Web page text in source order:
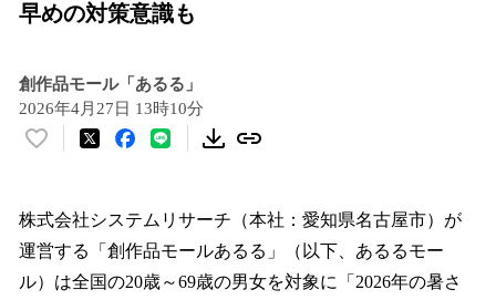
早めの対策意識も
創作品モール「あるる」
2026年4月27日 13時10分
い
！
数
を
読
株式会社システムリサーチ（本社：愛知県名古屋市）が
運営する「創作品モールあるる」（以下、あるるモー
ル）は全国の20歳～69歳の男女を対象に「2026年の暑さ